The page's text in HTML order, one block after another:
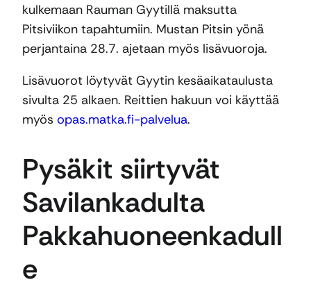
kulkemaan Rauman Gyytillä maksutta
Pitsiviikon tapahtumiin. Mustan Pitsin yönä
perjantaina 28.7. ajetaan myös lisävuoroja.
Lisävuorot löytyvät Gyytin kesäaikataulusta
sivulta 25 alkaen. Reittien hakuun voi käyttää
myös opas.matka.fi-palvelua.
Pysäkit siirtyvät
Savilankadulta
Pakkahuoneenkadull
e